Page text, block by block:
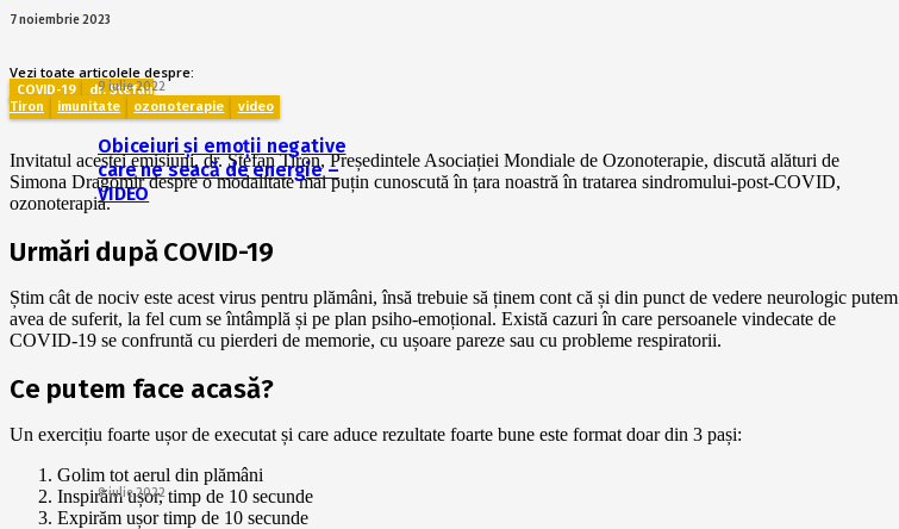
9 iulie 2022
Obiceiuri și emoții negative
care ne seacă de energie –
VIDEO
9 iulie 2022
7 noiembrie 2023
Vezi toate articolele despre:
COVID-19
dr. Ștefan
Tiron
imunitate ozonoterapie video
Invitatul acestei emisiuni, dr. Ștefan Tiron, Președintele Asociației Mondiale de Ozonoterapie, discută alături de
Simona Dragomir despre o modalitate mai puțin cunoscută în țara noastră în tratarea sindromului-post-COVID,
ozonoterapia.
Urmări după COVID-19
Știm cât de nociv este acest virus pentru plămâni, însă trebuie să ținem cont că și din punct de vedere neurologic putem
avea de suferit, la fel cum se întâmplă și pe plan psiho-emoțional. Există cazuri în care persoanele vindecate de
COVID-19 se confruntă cu pierderi de memorie, cu ușoare pareze sau cu probleme respiratorii.
Ce putem face acasă?
Un exercițiu foarte ușor de executat și care aduce rezultate foarte bune este format doar din 3 pași:
Golim tot aerul din plămâni
Inspirăm ușor, timp de 10 secunde
Expirăm ușor timp de 10 secunde